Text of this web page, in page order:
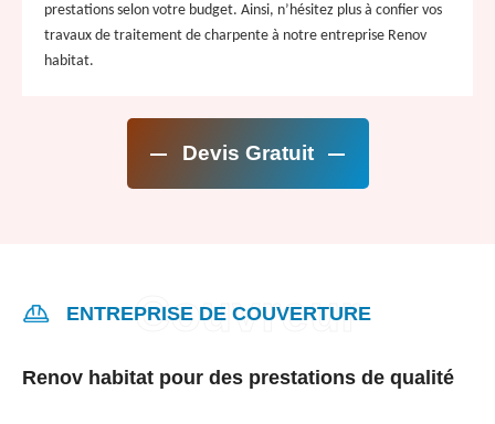
prestations selon votre budget. Ainsi, n’hésitez plus à confier vos
travaux de traitement de charpente à notre entreprise Renov
habitat.
Devis Gratuit
ENTREPRISE DE COUVERTURE
Renov habitat pour des prestations de qualité